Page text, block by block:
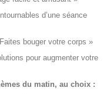
d’une séance
bouger votre corps »
pour augmenter votre
du matin, au choix :